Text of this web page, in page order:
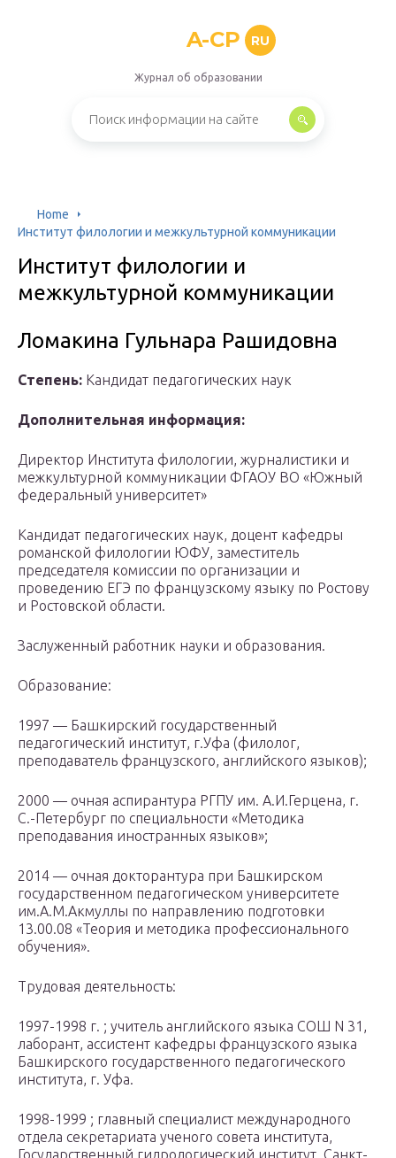
A-CP RU
Журнал об образовании
Home
Институт филологии и межкультурной коммуникации
Институт филологии и
межкультурной коммуникации
Ломакина Гульнара Рашидовна
Степень: Кандидат педагогических наук
Дополнительная информация:
Директор Института филологии, журналистики и
межкультурной коммуникации ФГАОУ ВО «Южный
федеральный университет»
Кандидат педагогических наук, доцент кафедры
романской филологии ЮФУ, заместитель
председателя комиссии по организации и
проведению ЕГЭ по французскому языку по Ростову
и Ростовской области.
Заслуженный работник науки и образования.
Образование:
1997 — Башкирский государственный
педагогический институт, г.Уфа (филолог,
преподаватель французского, английского языков);
2000 — очная аспирантура РГПУ им. А.И.Герцена, г.
С.-Петербург по специальности «Методика
преподавания иностранных языков»;
2014 — очная докторантура при Башкирском
государственном педагогическом университете
им.А.М.Акмуллы по направлению подготовки
13.00.08 «Теория и методика профессионального
обучения».
Трудовая деятельность:
1997-1998 г. ; учитель английского языка СОШ N 31,
лаборант, ассистент кафедры французского языка
Башкирского государственного педагогического
института, г. Уфа.
1998-1999 ; главный специалист международного
отдела секретариата ученого совета института,
Государственный гидрологический институт, Санкт-